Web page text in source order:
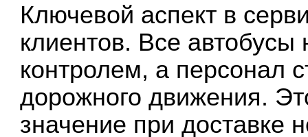
Ключевой аспект в
клиентов. Все автобусы
контролем, а персонал
дорожного движения.
значение при доставке